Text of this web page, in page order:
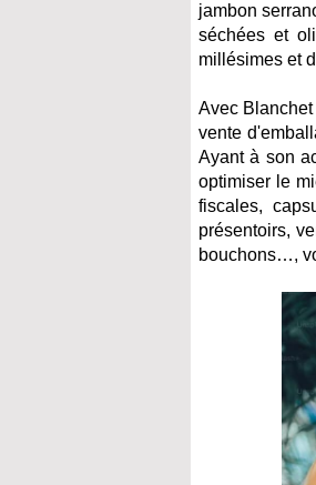
jambon
séchées et
millésimes et
Avec
vente
Ayant à son
optimiser le
fiscales,
présentoirs,
bouchons…,